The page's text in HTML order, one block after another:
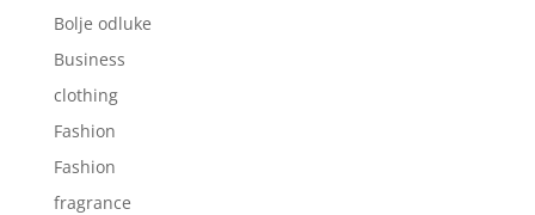
Bolje odluke
Business
clothing
Fashion
Fashion
fragrance